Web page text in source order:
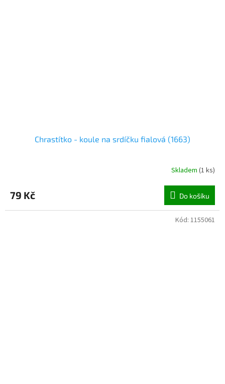
Chrastítko - koule na srdíčku fialová (1663)
Skladem (1 ks)
79 Kč Do košíku
Kód: 1155061